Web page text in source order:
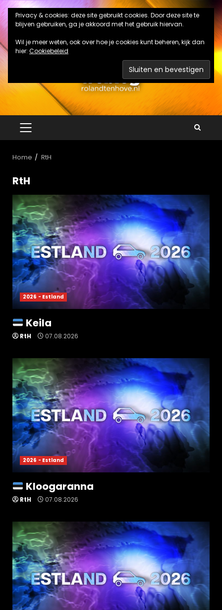
Ga
naar
de
inhoud
PRIMAIR
MENU
Home RtH
RtH
2026 - Estland
Keila
RtH 07.08.2026
2026 - Estland
Kloogaranna
RtH 07.08.2026
Privacy & cookies: deze site gebruikt cookies. Door deze site te
blijven gebruiken, ga je akkoord met het gebruik hiervan.
Wil je meer weten, ook over hoe je cookies kunt beheren, kijk dan
hier: Cookiebeleid